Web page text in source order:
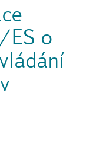
ES o